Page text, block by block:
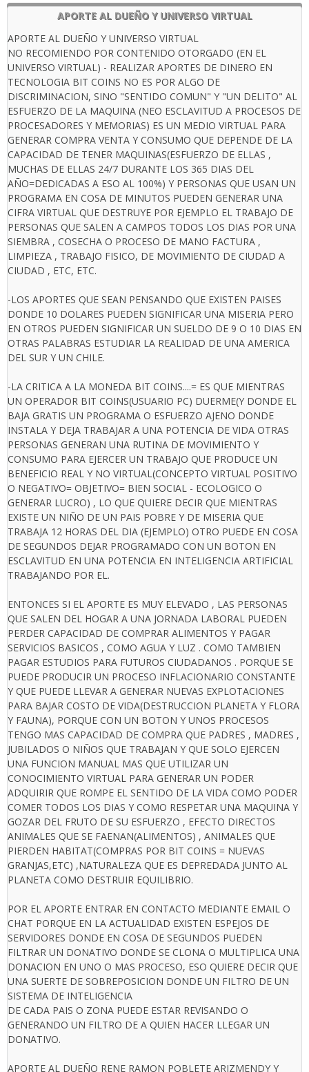
APORTE AL DUEÑO Y UNIVERSO VIRTUAL
APORTE AL DUEÑO Y UNIVERSO VIRTUAL
NO RECOMIENDO POR CONTENIDO OTORGADO (EN EL
UNIVERSO VIRTUAL) - REALIZAR APORTES DE DINERO EN
TECNOLOGIA BIT COINS NO ES POR ALGO DE
DISCRIMINACION, SINO "SENTIDO COMUN" Y "UN DELITO" AL
ESFUERZO DE LA MAQUINA (NEO ESCLAVITUD A PROCESOS DE
PROCESADORES Y MEMORIAS) ES UN MEDIO VIRTUAL PARA
GENERAR COMPRA VENTA Y CONSUMO QUE DEPENDE DE LA
CAPACIDAD DE TENER MAQUINAS(ESFUERZO DE ELLAS ,
MUCHAS DE ELLAS 24/7 DURANTE LOS 365 DIAS DEL
AÑO=DEDICADAS A ESO AL 100%) Y PERSONAS QUE USAN UN
PROGRAMA EN COSA DE MINUTOS PUEDEN GENERAR UNA
CIFRA VIRTUAL QUE DESTRUYE POR EJEMPLO EL TRABAJO DE
PERSONAS QUE SALEN A CAMPOS TODOS LOS DIAS POR UNA
SIEMBRA , COSECHA O PROCESO DE MANO FACTURA ,
LIMPIEZA , TRABAJO FISICO, DE MOVIMIENTO DE CIUDAD A
CIUDAD , ETC, ETC.
-LOS APORTES QUE SEAN PENSANDO QUE EXISTEN PAISES
DONDE 10 DOLARES PUEDEN SIGNIFICAR UNA MISERIA PERO
EN OTROS PUEDEN SIGNIFICAR UN SUELDO DE 9 O 10 DIAS EN
OTRAS PALABRAS ESTUDIAR LA REALIDAD DE UNA AMERICA
DEL SUR Y UN CHILE.
-LA CRITICA A LA MONEDA BIT COINS....= ES QUE MIENTRAS
UN OPERADOR BIT COINS(USUARIO PC) DUERME(Y DONDE EL
BAJA GRATIS UN PROGRAMA O ESFUERZO AJENO DONDE
INSTALA Y DEJA TRABAJAR A UNA POTENCIA DE VIDA OTRAS
PERSONAS GENERAN UNA RUTINA DE MOVIMIENTO Y
CONSUMO PARA EJERCER UN TRABAJO QUE PRODUCE UN
BENEFICIO REAL Y NO VIRTUAL(CONCEPTO VIRTUAL POSITIVO
O NEGATIVO= OBJETIVO= BIEN SOCIAL - ECOLOGICO O
GENERAR LUCRO) , LO QUE QUIERE DECIR QUE MIENTRAS
EXISTE UN NIÑO DE UN PAIS POBRE Y DE MISERIA QUE
TRABAJA 12 HORAS DEL DIA (EJEMPLO) OTRO PUEDE EN COSA
DE SEGUNDOS DEJAR PROGRAMADO CON UN BOTON EN
ESCLAVITUD EN UNA POTENCIA EN INTELIGENCIA ARTIFICIAL
TRABAJANDO POR EL.
ENTONCES SI EL APORTE ES MUY ELEVADO , LAS PERSONAS
QUE SALEN DEL HOGAR A UNA JORNADA LABORAL PUEDEN
PERDER CAPACIDAD DE COMPRAR ALIMENTOS Y PAGAR
SERVICIOS BASICOS , COMO AGUA Y LUZ . COMO TAMBIEN
PAGAR ESTUDIOS PARA FUTUROS CIUDADANOS . PORQUE SE
PUEDE PRODUCIR UN PROCESO INFLACIONARIO CONSTANTE
Y QUE PUEDE LLEVAR A GENERAR NUEVAS EXPLOTACIONES
PARA BAJAR COSTO DE VIDA(DESTRUCCION PLANETA Y FLORA
Y FAUNA), PORQUE CON UN BOTON Y UNOS PROCESOS
TENGO MAS CAPACIDAD DE COMPRA QUE PADRES , MADRES ,
JUBILADOS O NIÑOS QUE TRABAJAN Y QUE SOLO EJERCEN
UNA FUNCION MANUAL MAS QUE UTILIZAR UN
CONOCIMIENTO VIRTUAL PARA GENERAR UN PODER
ADQUIRIR QUE ROMPE EL SENTIDO DE LA VIDA COMO PODER
COMER TODOS LOS DIAS Y COMO RESPETAR UNA MAQUINA Y
GOZAR DEL FRUTO DE SU ESFUERZO , EFECTO DIRECTOS
ANIMALES QUE SE FAENAN(ALIMENTOS) , ANIMALES QUE
PIERDEN HABITAT(COMPRAS POR BIT COINS = NUEVAS
GRANJAS,ETC) ,NATURALEZA QUE ES DEPREDADA JUNTO AL
PLANETA COMO DESTRUIR EQUILIBRIO.
POR EL APORTE ENTRAR EN CONTACTO MEDIANTE EMAIL O
CHAT PORQUE EN LA ACTUALIDAD EXISTEN ESPEJOS DE
SERVIDORES DONDE EN COSA DE SEGUNDOS PUEDEN
FILTRAR UN DONATIVO DONDE SE CLONA O MULTIPLICA UNA
DONACION EN UNO O MAS PROCESO, ESO QUIERE DECIR QUE
UNA SUERTE DE SOBREPOSICION DONDE UN FILTRO DE UN
SISTEMA DE INTELIGENCIA
DE CADA PAIS O ZONA PUEDE ESTAR REVISANDO O
GENERANDO UN FILTRO DE A QUIEN HACER LLEGAR UN
DONATIVO.
APORTE AL DUEÑO RENE RAMON POBLETE ARIZMENDY Y